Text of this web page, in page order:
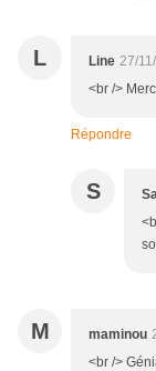
L Line 27/
<br />
Répondre
S
M maminou
<br />